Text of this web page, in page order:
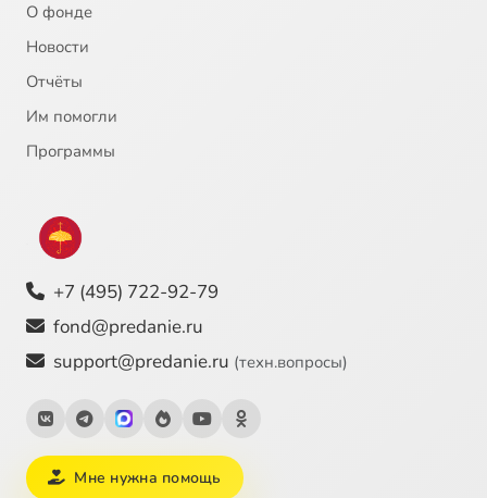
О фонде
Новости
Отчёты
Им помогли
Программы
+7 (495) 722-92-79
fond@predanie.ru
support@predanie.ru (техн.вопросы)
Мне нужна помощь